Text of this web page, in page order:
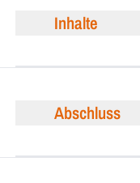
Inhalte
Abschluss